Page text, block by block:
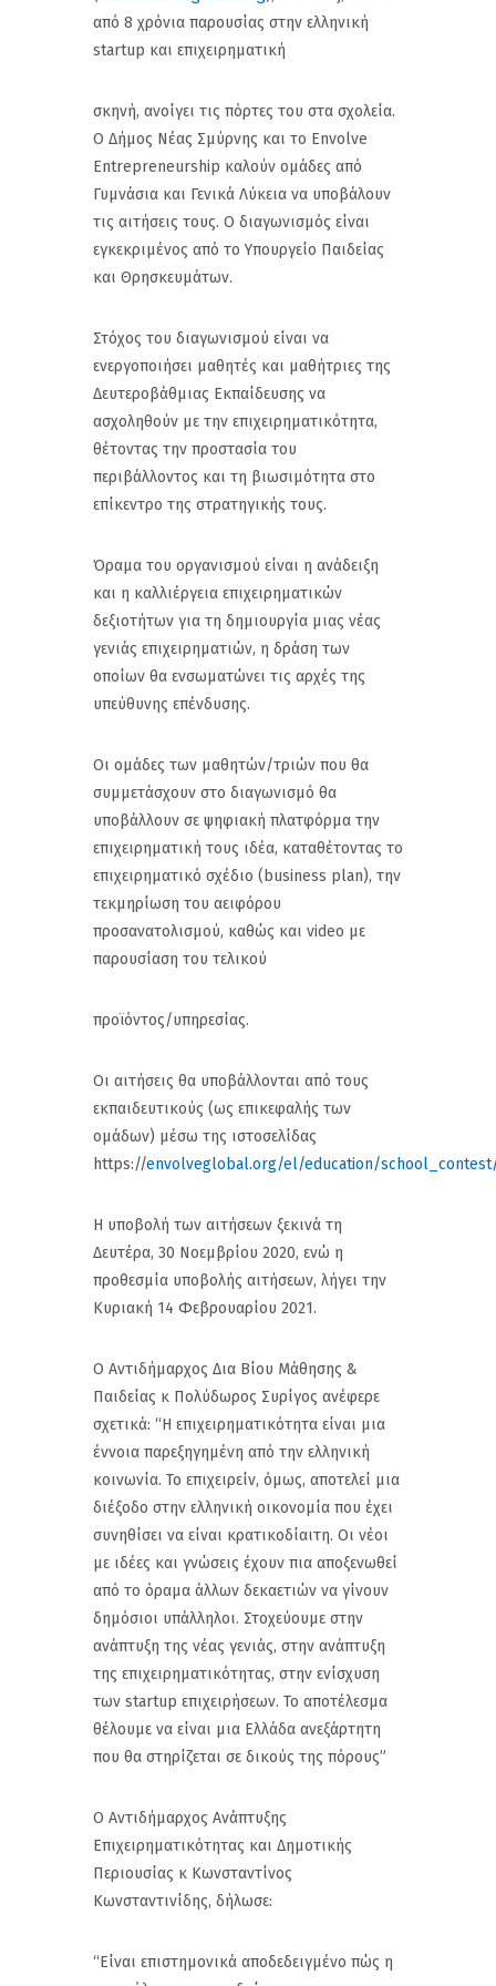
από 8 χρόνια παρουσίας στην ελληνική
startup και επιχειρηματική
σκηνή, ανοίγει τις πόρτες του στα σχολεία.
Ο Δήμος Νέας Σμύρνης και το Envolve
Entrepreneurship καλούν ομάδες από
Γυμνάσια και Γενικά Λύκεια να υποβάλουν
τις αιτήσεις τους. O διαγωνισμός είναι
εγκεκριμένος από το Υπουργείο Παιδείας
και Θρησκευμάτων.
Στόχος του διαγωνισμού είναι να
ενεργοποιήσει μαθητές και μαθήτριες της
Δευτεροβάθμιας Εκπαίδευσης να
ασχοληθούν με την επιχειρηματικότητα,
θέτοντας την προστασία του
περιβάλλοντος και τη βιωσιμότητα στο
επίκεντρο της στρατηγικής τους.
Όραμα του οργανισμού είναι η ανάδειξη
και η καλλιέργεια επιχειρηματικών
δεξιοτήτων για τη δημιουργία μιας νέας
γενιάς επιχειρηματιών, η δράση των
οποίων θα ενσωματώνει τις αρχές της
υπεύθυνης επένδυσης.
Οι ομάδες των μαθητών/τριών που θα
συμμετάσχουν στο διαγωνισμό θα
υποβάλλουν σε ψηφιακή πλατφόρμα την
επιχειρηματική τους ιδέα, καταθέτοντας το
επιχειρηματικό σχέδιο (business plan), την
τεκμηρίωση του αειφόρου
προσανατολισμού, καθώς και video με
παρουσίαση του τελικού
προϊόντος/υπηρεσίας.
Οι αιτήσεις θα υποβάλλονται από τους
εκπαιδευτικούς (ως επικεφαλής των
ομάδων) μέσω της ιστοσελίδας
https://envolveglobal.org/el/education/
Η υποβολή των αιτήσεων ξεκινά τη
Δευτέρα, 30 Νοεμβρίου 2020, ενώ η
προθεσμία υποβολής αιτήσεων, λήγει την
Κυριακή 14 Φεβρουαρίου 2021.
Ο Αντιδήμαρχος Δια Βίου Μάθησης &
Παιδείας κ Πολύδωρος Συρίγος ανέφερε
σχετικά: “Η επιχειρηματικότητα είναι μια
έννοια παρεξηγημένη από την ελληνική
κοινωνία. Το επιχειρείν, όμως, αποτελεί μια
διέξοδο στην ελληνική οικονομία που έχει
συνηθίσει να είναι κρατικοδίαιτη. Οι νέοι
με ιδέες και γνώσεις έχουν πια αποξενωθεί
από το όραμα άλλων δεκαετιών να γίνουν
δημόσιοι υπάλληλοι. Στοχεύουμε στην
ανάπτυξη της νέας γενιάς, στην ανάπτυξη
της επιχειρηματικότητας, στην ενίσχυση
των startup επιχειρήσεων. Το αποτέλεσμα
θέλουμε να είναι μια Ελλάδα ανεξάρτητη
που θα στηρίζεται σε δικούς της πόρους”
Ο Αντιδήμαρχος Ανάπτυξης
Επιχειρηματικότητας και Δημοτικής
Περιουσίας κ Κωνσταντίνος
Κωνσταντινίδης, δήλωσε:
“Είναι επιστημονικά αποδεδειγμένο πώς η